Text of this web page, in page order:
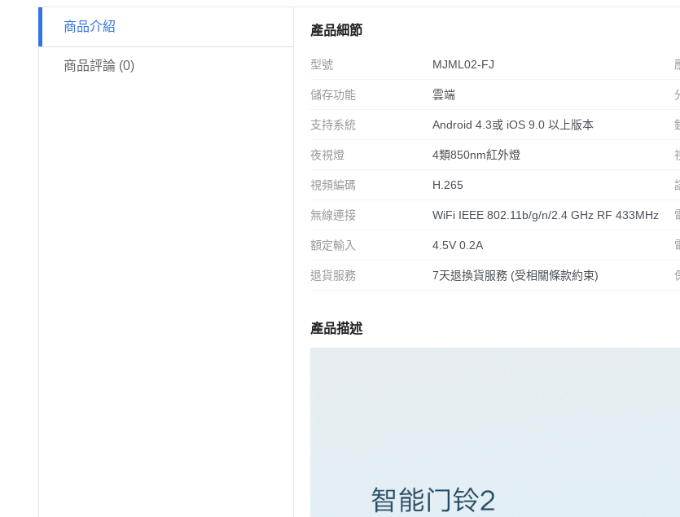
商品介紹
商品評論 (0)
產品細節
型號 MJML02-FJ
儲存功能 雲端
支持系統 Android 4.3或 iOS 9.0 以上版本
夜視燈 4類850nm紅外燈
視頻編碼 H.265
無線連接 WiFi IEEE 802.11b/g/n/2.4 GHz RF 433MHz
額定輸入 4.5V 0.2A
退貨服務 7天退換貨服務 (受相關條款約束)
產品描述